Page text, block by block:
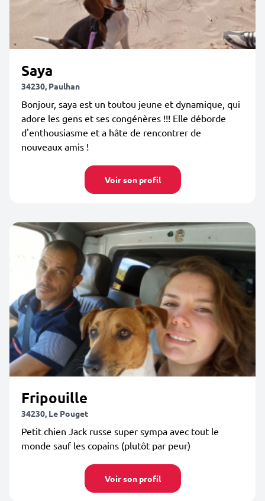
Saya
34230, Paulhan
Bonjour, saya est un toutou jeune et dynamique, qui
adore les gens et ses congénères !!! Elle déborde
d'enthousiasme et a hâte de rencontrer de
nouveaux amis !
Voir son profil
Fripouille
34230, Le Pouget
Petit chien Jack russe super sympa avec tout le
monde sauf les copains (plutôt par peur)
Voir son profil